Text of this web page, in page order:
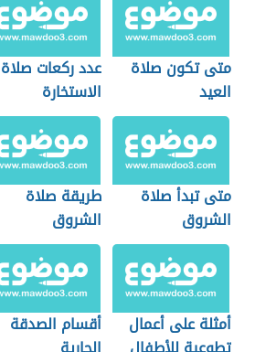
متى تكون صلاة
العيد
عدد ركعات صلاة
الاستخارة
متى تبدأ صلاة
الشروق
طريقة صلاة
الشروق
أمثلة على أعمال
أقسام الصدقة